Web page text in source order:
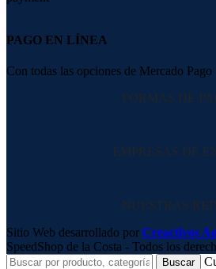
PAGO EN LÍNEA
Con todas las opciones de Mercado Pago
FORMAS DE
EMPRESAS DE
NUESTRAS
Sitio Web desarrollado por Creactivos
SpeedShop de la Costa - Todos los
Buscar